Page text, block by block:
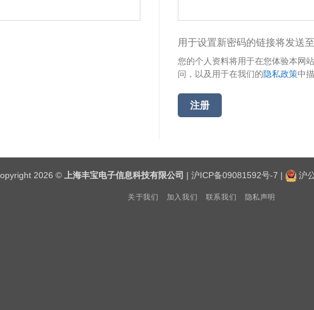
用于设置新密码的链接将发送
您的个人资料将用于在您体验本网
问，以及用于在我们的 隐私政策中
注册
2026 © 上海丰宝电子信息科技有限公司 | 沪ICP备09081592号-7 | 沪
关于我们 加入我们 联系我们 隐私声明